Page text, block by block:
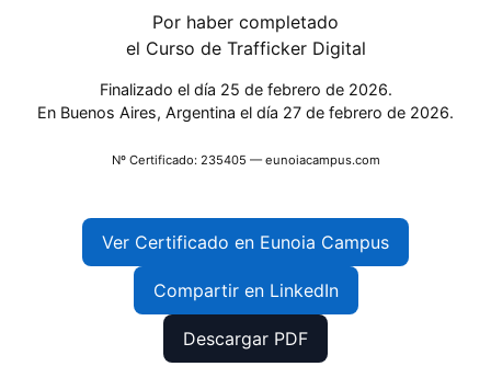
Por haber completado
el Curso de Trafficker Digital
Finalizado el día 25 de febrero de 2026.
En Buenos Aires, Argentina el día 27 de febrero de 2026.
Nº Certificado: 235405 — eunoiacampus.com
Ver Certificado en Eunoia Campus
Compartir en LinkedIn
Descargar PDF